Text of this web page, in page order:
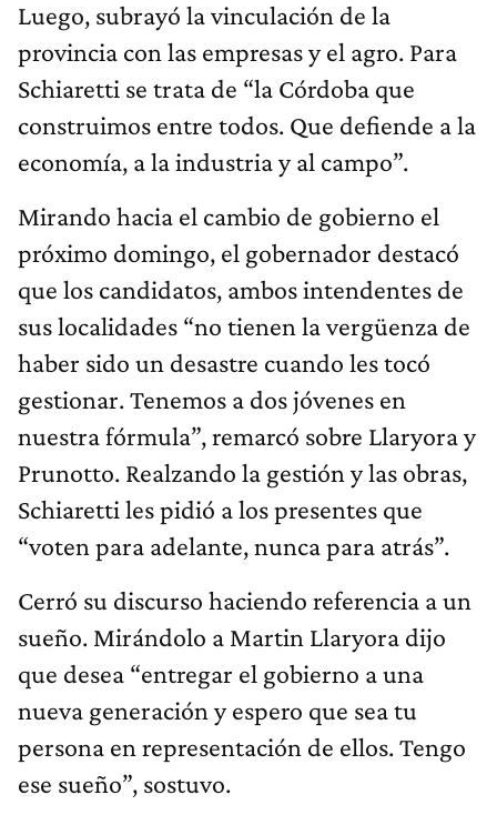
Luego, subrayó la vinculación de la
provincia con las empresas y el agro. Para
Schiaretti se trata de “la Córdoba que
construimos entre todos. Que defiende a la
economía, a la industria y al campo”.
Mirando hacia el cambio de gobierno el
próximo domingo, el gobernador destacó
que los candidatos, ambos intendentes de
sus localidades “no tienen la vergüenza de
haber sido un desastre cuando les tocó
gestionar. Tenemos a dos jóvenes en
nuestra fórmula”, remarcó sobre Llaryora y
Prunotto. Realzando la gestión y las obras,
Schiaretti les pidió a los presentes que
“voten para adelante, nunca para atrás”.
Cerró su discurso haciendo referencia a un
sueño. Mirándolo a Martin Llaryora dijo
que desea “entregar el gobierno a una
nueva generación y espero que sea tu
persona en representación de ellos. Tengo
ese sueño”, sostuvo.